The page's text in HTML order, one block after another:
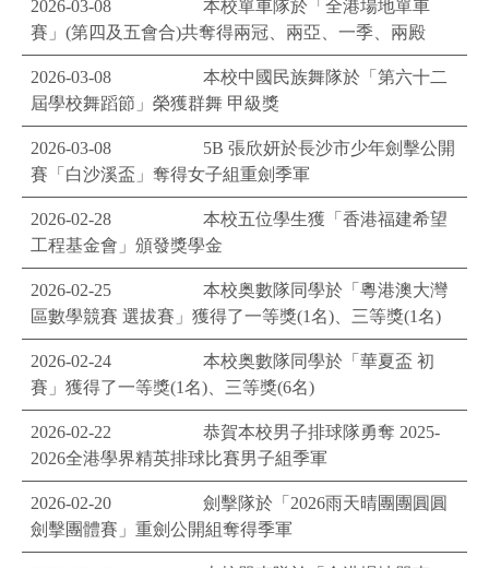
2026-03-08
本校單車隊於「全港場地單車
賽」(第四及五會合)共奪得兩冠、兩亞、一季、兩殿
2026-03-08
本校中國民族舞隊於「第六十二
屆學校舞蹈節」榮獲群舞 甲級獎
2026-03-08
5B 張欣妍於長沙市少年劍擊公開
賽「白沙溪盃」奪得女子組重劍季軍
2026-02-28
本校五位學生獲「香港福建希望
工程基金會」頒發獎學金
2026-02-25
本校奥數隊同學於「粵港澳大灣
區數學競賽 選拔賽」獲得了一等獎(1名)、三等獎(1名)
2026-02-24
本校奥數隊同學於「華夏盃 初
賽」獲得了一等獎(1名)、三等獎(6名)
2026-02-22
恭賀本校男子排球隊勇奪 2025-
2026全港學界精英排球比賽男子組季軍
2026-02-20
劍擊隊於「2026雨天晴團團圓圓
劍擊團體賽」重劍公開組奪得季軍